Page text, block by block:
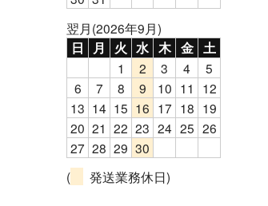
翌月(2026年9月)
日 月 火 水 木 金 土
1 2 3 4
5
6
7 8 9 10 11
12
13 14 15 16 17 18 19
20 21 22 23 24 25 26
27 28 29 30
(
発送業務休日)